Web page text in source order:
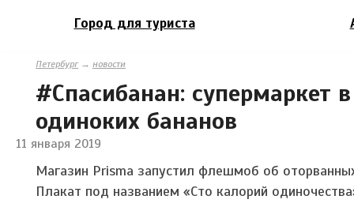
Город для туриста
Петербург→ новости
#Спасибанан: супермаркет
одиноких бананов
11 января 2019
Магазин Prisma запустил флешмоб об
Плакат под названием «Сто калорий